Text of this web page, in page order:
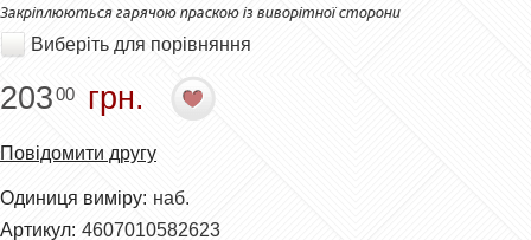
Закріплюються гарячою праскою із виворітної сторони
Виберіть для порівняння
20300 грн.
Повідомити другу
Одиниця виміру: наб.
Артикул: 4607010582623